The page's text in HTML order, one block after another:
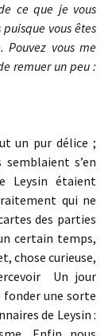
ce que je vous
vous êtes
Pouvez vous me
remuer un peu :
un pur délice ;
s’en
Leysin étaient
qui ne
des parties
certain temps,
chose curieuse,
Un jour
fonder une sorte
de Leysin :